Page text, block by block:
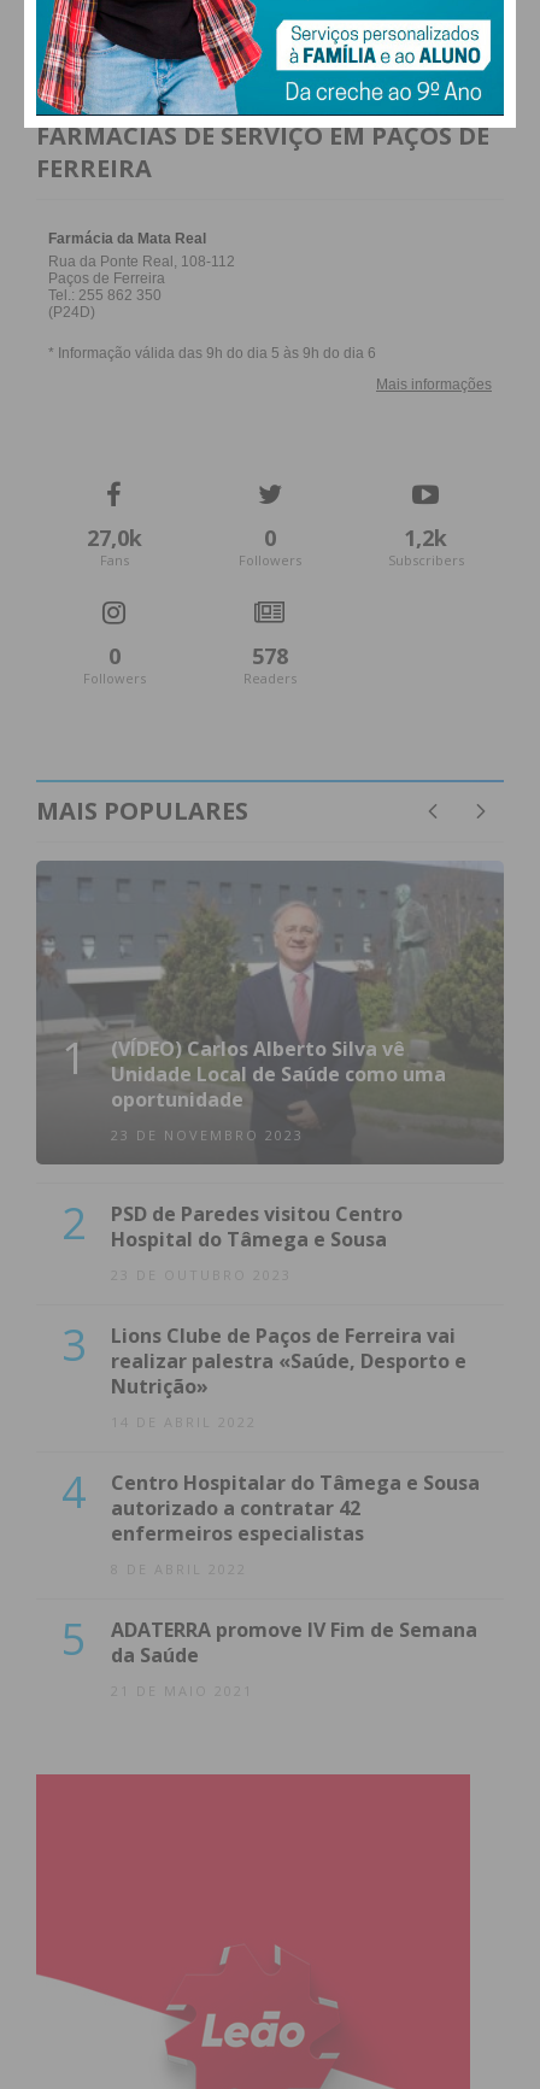
FARMACIAS DE SERVIÇO EM PAÇOS DE
FERREIRA
27,0k
Fans
0
Followers
1,2k
Subscribers
0
Followers
578
Readers
MAIS POPULARES
1
(VÍDEO) Carlos Alberto Silva vê
Unidade Local de Saúde como uma
oportunidade
23 DE NOVEMBRO 2023
2
PSD de Paredes visitou Centro
Hospital do Tâmega e Sousa
23 DE OUTUBRO 2023
3
Lions Clube de Paços de Ferreira vai
realizar palestra «Saúde, Desporto e
Nutrição»
14 DE ABRIL 2022
4
Centro Hospitalar do Tâmega e Sousa
autorizado a contratar 42
enfermeiros especialistas
8 DE ABRIL 2022
5
ADATERRA promove IV Fim de Semana
da Saúde
21 DE MAIO 2021